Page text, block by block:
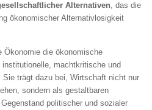
Alternativen, das die
ökonomischer Alternativlosigkeit
Ökonomie die ökonomische
machtkritische und
Sie trägt dazu bei, Wirtschaft nicht nur
sondern als gestaltbaren
politischer und sozialer